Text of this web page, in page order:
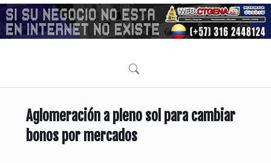
Aglomeración a pleno sol para cambiar
bonos por mercados